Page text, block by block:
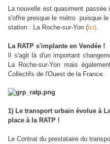
La nouvelle est quasiment passée
s'offre presque le métro puisque
station : La Roche-sur-Yon (ici).
La RATP s'implante en Vendée !
Il s'agit là d'un important
La Roche-sur-Yon mais
Collectifs de l'Ouest de la France.
1) Le transport urbain évolue à
place à la RATP !
Le Contrat du prestataire du